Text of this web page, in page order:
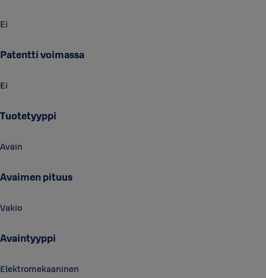
Ei
Patentti voimassa
Ei
Tuotetyyppi
Avain
Avaimen pituus
Vakio
Avaintyyppi
Elektromekaaninen